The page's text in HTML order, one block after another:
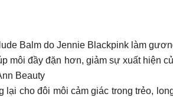
Balm do Jennie Blackpink làm
đầy đặn hơn, giảm sự xuất hiện
Beauty
cho đôi môi cảm giác trong trẻo,